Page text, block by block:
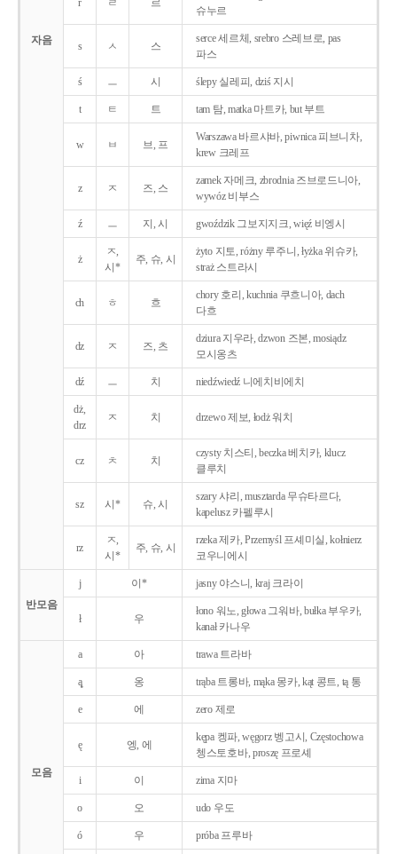
자음
r ㄹ 르
슈누르
s ㅅ 스
serce 세르체, srebro 스레브로, pas
파스
ś ㅡ 시 ślepy 실레피, dziś 지시
t ㅌ 트 tam 탐, matka 마트카, but 부트
w ㅂ 브, 프
Warszawa 바르샤바, piwnica 피브니차,
krew 크레프
z ㅈ 즈, 스
zamek 자메크, zbrodnia 즈브로드니아,
wywóz 비부스
ź ㅡ 지, 시 gwoździk 그보지지크, więź 비엥시
ż
ㅈ,
시*
주, 슈, 시
żyto 지토, różny 루주니, łyżka 위슈카,
straż 스트라시
ch ㅎ 흐
chory 호리, kuchnia 쿠흐니아, dach
다흐
dz ㅈ 즈, 츠
dziura 지우라, dzwon 즈본, mosiądz
모시옹츠
dź ㅡ 치 niedźwiedź 니에치비에치
dż,
drz
ㅈ 치 drzewo 제보, łodż 워치
cz ㅊ 치
czysty 치스티, beczka 베치카, klucz
클루치
sz 시* 슈, 시
szary 샤리, musztarda 무슈타르다,
kapelusz 카펠루시
rz
ㅈ,
시*
주, 슈, 시
rzeka 제카, Przemyśl 프셰미실, kołnierz
코우니에시
반모음
j 이* jasny 야스니, kraj 크라이
ł 우
łono 워노, głowa 그워바, bułka 부우카,
kanał 카나우
모음
a 아 trawa 트라바
ą̨ 옹 trąba 트롱바, mąka 몽카, kąt 콩트, tą 통
e 에 zero 제로
ę 엥, 에
kępa 켕파, węgorz 벵고시, Częstochowa
쳉스토호바, proszę 프로셰
i 이 zima 지마
o 오 udo 우도
ó 우 próba 프루바